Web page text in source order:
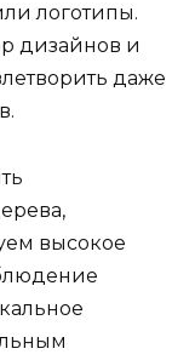
логотипы.
дизайнов и
даже
высокое